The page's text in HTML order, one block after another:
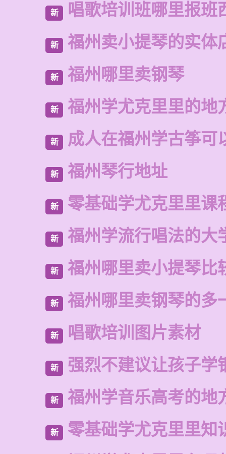
新 唱歌培训班哪里报班
新 福州卖小提琴的实体
新 福州哪里卖钢琴
新 福州学尤克里里的地
新 成人在福州学古筝可
新 福州琴行地址
新 零基础学尤克里里课
新 福州学流行唱法的大
新 福州哪里卖小提琴比
新 福州哪里卖钢琴的多
新 唱歌培训图片素材
新 强烈不建议让孩子学
新 福州学音乐高考的地
新 零基础学尤克里里知